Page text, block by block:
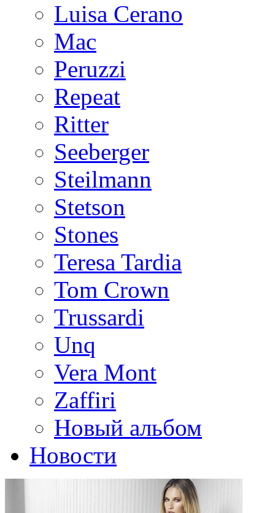
Luisa Cerano
Mac
Peruzzi
Repeat
Ritter
Seeberger
Steilmann
Stetson
Stones
Teresa Tardia
Tom Crown
Trussardi
Unq
Vera Mont
Zaffiri
Новый альбом
Новости